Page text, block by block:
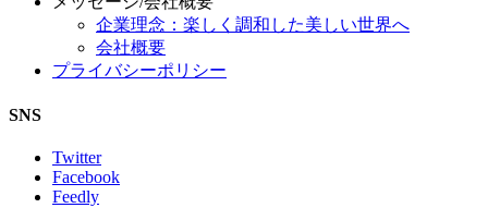
企業理念：楽しく調和した美しい世界へ
会社概要
プライバシーポリシー
SNS
Twitter
Facebook
Feedly